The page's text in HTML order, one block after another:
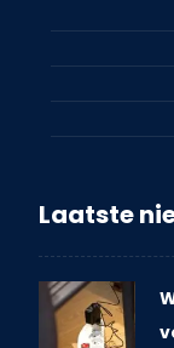
Laatste